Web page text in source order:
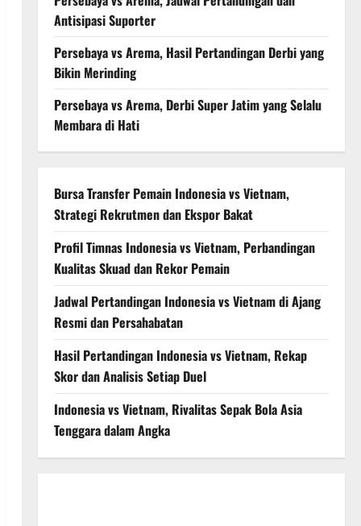
Antisipasi Suporter
Persebaya vs Arema, Hasil Pertandingan Derbi yang
Bikin Merinding
Persebaya vs Arema, Derbi Super Jatim yang Selalu
Membara di Hati
Bursa Transfer Pemain Indonesia vs Vietnam,
Strategi Rekrutmen dan Ekspor Bakat
Profil Timnas Indonesia vs Vietnam, Perbandingan
Kualitas Skuad dan Rekor Pemain
Jadwal Pertandingan Indonesia vs Vietnam di Ajang
Resmi dan Persahabatan
Hasil Pertandingan Indonesia vs Vietnam, Rekap
Skor dan Analisis Setiap Duel
Indonesia vs Vietnam, Rivalitas Sepak Bola Asia
Tenggara dalam Angka